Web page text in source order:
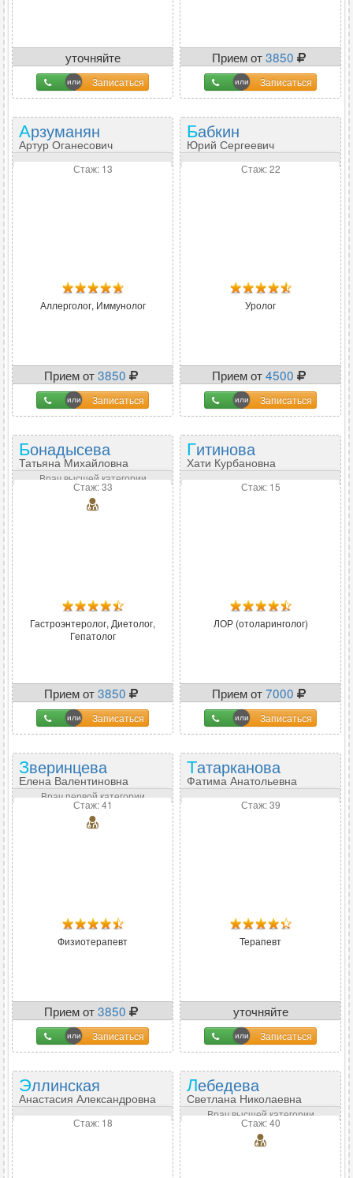
уточняйте
Записаться
Прием от3850
Записаться
Арзуманян
Артур Оганесович
Стаж: 13
Аллерголог, Иммунолог
Прием от3850
Записаться
Бабкин
Юрий Сергеевич
Стаж: 22
Уролог
Прием от4500
Записаться
Бонадысева
Татьяна Михайловна
Врач высшей категории
Стаж: 33
Гастроэнтеролог, Диетолог,
Гепатолог
Прием от3850
Записаться
Гитинова
Хати Курбановна
Стаж: 15
ЛОР (отоларинголог)
Прием от7000
Записаться
Зверинцева
Елена Валентиновна
Врач первой категории
Стаж: 41
Физиотерапевт
Прием от3850
Записаться
Татарканова
Фатима Анатольевна
Стаж: 39
Терапевт
уточняйте
Записаться
Эллинская
Анастасия Александровна
Стаж: 18
Лебедева
Светлана Николаевна
Врач высшей категории
Стаж: 40